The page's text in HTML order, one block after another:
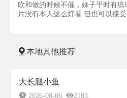
吹和做的时候不催，妹子平时有
片没有本人这么好看 但也可以接
本地其他推荐
大长腿小鱼
2026-08-06
2183